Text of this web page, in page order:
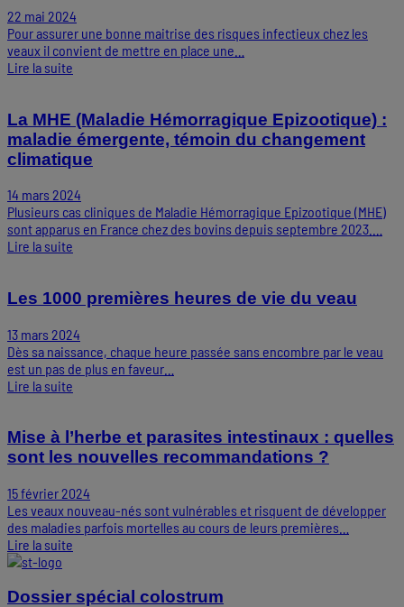
22 mai 2024
Pour assurer une bonne maitrise des risques infectieux chez les
veaux il convient de mettre en place une…
Lire la suite
La MHE (Maladie Hémorragique Epizootique) :
maladie émergente, témoin du changement
climatique
14 mars 2024
Plusieurs cas cliniques de Maladie Hémorragique Epizootique (MHE)
sont apparus en France chez des bovins depuis septembre 2023.…
Lire la suite
Les 1000 premières heures de vie du veau
13 mars 2024
Dès sa naissance, chaque heure passée sans encombre par le veau
est un pas de plus en faveur…
Lire la suite
Mise à l’herbe et parasites intestinaux : quelles
sont les nouvelles recommandations ?
15 février 2024
Les veaux nouveau-nés sont vulnérables et risquent de développer
des maladies parfois mortelles au cours de leurs premières…
Lire la suite
Dossier spécial colostrum